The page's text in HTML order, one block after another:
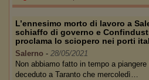
L’ennesimo morto di lavoro a
schiaffo di governo e
proclama lo sciopero nei porti
Salerno - 28/05/2021
Non abbiamo fatto in tempo a
deceduto a Taranto che mercoledì…